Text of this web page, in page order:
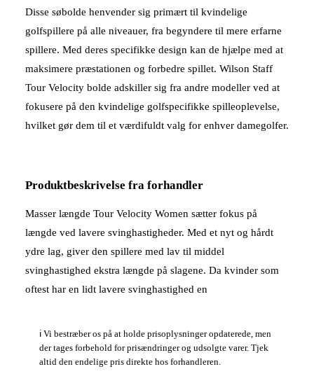
Disse søbolde henvender sig primært til kvindelige
golfspillere på alle niveauer, fra begyndere til mere erfarne
spillere. Med deres specifikke design kan de hjælpe med at
maksimere præstationen og forbedre spillet. Wilson Staff
Tour Velocity bolde adskiller sig fra andre modeller ved at
fokusere på den kvindelige golfspecifikke spilleoplevelse,
hvilket gør dem til et værdifuldt valg for enhver damegolfer.
Produktbeskrivelse fra forhandler
Masser længde Tour Velocity Women sætter fokus på
længde ved lavere svinghastigheder. Med et nyt og hårdt
ydre lag, giver den spillere med lav til middel
svinghastighed ekstra længde på slagene. Da kvinder som
oftest har en lidt lavere svinghastighed en
ℹ️ Vi bestræber os på at holde prisoplysninger opdaterede, men
der tages forbehold for prisændringer og udsolgte varer. Tjek
altid den endelige pris direkte hos forhandleren.